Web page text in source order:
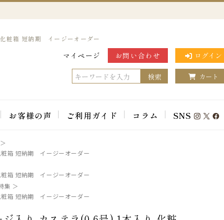
粧箱 短納期 イージーオーダー
マイページ お問い合わせ ログイン
検索 カート
お客様の声 ご利用ガイド コラム SNS
粧箱 短納期 イージーオーダー
粧箱 短納期 イージーオーダー
集
粧箱 短納期 イージーオーダー